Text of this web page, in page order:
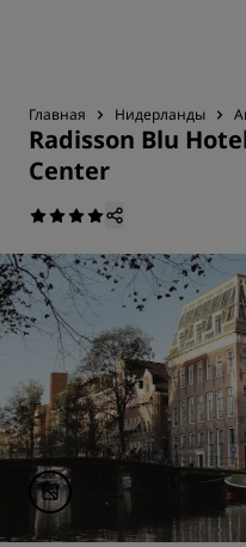
Главная Нидерланды
Radisson Blu
Center